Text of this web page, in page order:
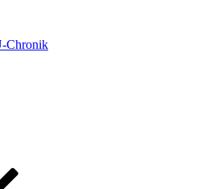
Chronik